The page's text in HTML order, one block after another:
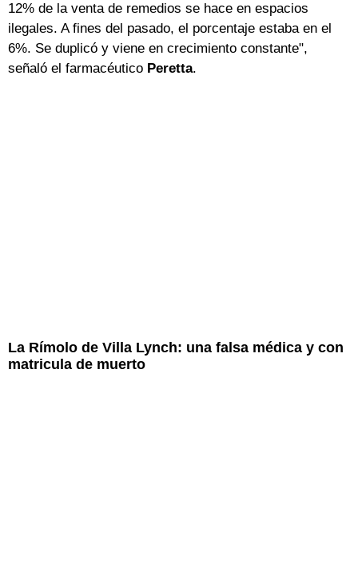
12% de la venta de remedios se hace en espacios
ilegales. A fines del pasado, el porcentaje estaba en el
6%. Se duplicó y viene en crecimiento constante",
señaló el farmacéutico Peretta.
La Rímolo de Villa Lynch: una falsa médica y con
matricula de muerto